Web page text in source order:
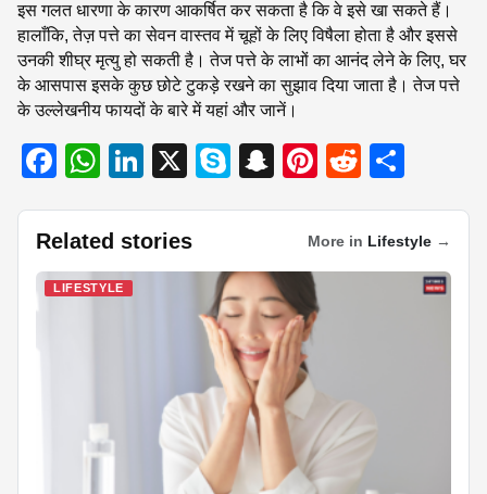
इस गलत धारणा के कारण आकर्षित कर सकता है कि वे इसे खा सकते हैं।
हालाँकि, तेज़ पत्ते का सेवन वास्तव में चूहों के लिए विषैला होता है और इससे
उनकी शीघ्र मृत्यु हो सकती है। तेज पत्ते के लाभों का आनंद लेने के लिए, घर
के आसपास इसके कुछ छोटे टुकड़े रखने का सुझाव दिया जाता है। तेज पत्ते
के उल्लेखनीय फायदों के बारे में यहां और जानें।
F
c
e
b
W
at
s
A
Li
k
e
X
S
e
S
p
c
h
at
Pi
er
e
st
R
d
di
ar
e
Related stories More in Lifestyle →
LIFESTYLE